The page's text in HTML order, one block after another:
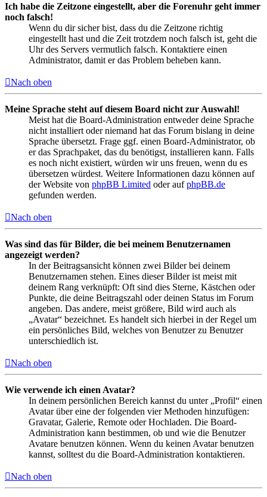
Ich habe die Zeitzone eingestellt, aber die Forenuhr geht immer
noch falsch!
Wenn du dir sicher bist, dass du die Zeitzone richtig
eingestellt hast und die Zeit trotzdem noch falsch ist, geht die
Uhr des Servers vermutlich falsch. Kontaktiere einen
Administrator, damit er das Problem beheben kann.
Nach oben
Meine Sprache steht auf diesem Board nicht zur Auswahl!
Meist hat die Board-Administration entweder deine Sprache
nicht installiert oder niemand hat das Forum bislang in deine
Sprache übersetzt. Frage ggf. einen Board-Administrator, ob
er das Sprachpaket, das du benötigst, installieren kann. Falls
es noch nicht existiert, würden wir uns freuen, wenn du es
übersetzen würdest. Weitere Informationen dazu können auf
der Website von phpBB Limited oder aufphpBB.de
gefunden werden.
Nach oben
Was sind das für Bilder, die bei meinem Benutzernamen
angezeigt werden?
In der Beitragsansicht können zwei Bilder bei deinem
Benutzernamen stehen. Eines dieser Bilder ist meist mit
deinem Rang verknüpft: Oft sind dies Sterne, Kästchen oder
Punkte, die deine Beitragszahl oder deinen Status im Forum
angeben. Das andere, meist größere, Bild wird auch als
„Avatar“ bezeichnet. Es handelt sich hierbei in der Regel um
ein persönliches Bild, welches von Benutzer zu Benutzer
unterschiedlich ist.
Nach oben
Wie verwende ich einen Avatar?
In deinem persönlichen Bereich kannst du unter „Profil“ einen
Avatar über eine der folgenden vier Methoden hinzufügen:
Gravatar, Galerie, Remote oder Hochladen. Die Board-
Administration kann bestimmen, ob und wie die Benutzer
Avatare benutzen können. Wenn du keinen Avatar benutzen
kannst, solltest du die Board-Administration kontaktieren.
Nach oben